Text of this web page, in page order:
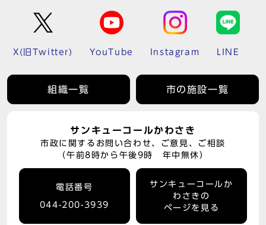
X(旧Twitter) YouTube Instagram LINE
組織一覧 市の施設一覧
サンキューコールかわさき
市政に関するお問い合わせ、ご意見、ご相談
（午前8時から午後9時 年中無休）
電話番号
044-200-3939
サンキューコールか
わさきの
ページを見る